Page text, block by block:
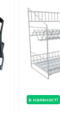
в наявності